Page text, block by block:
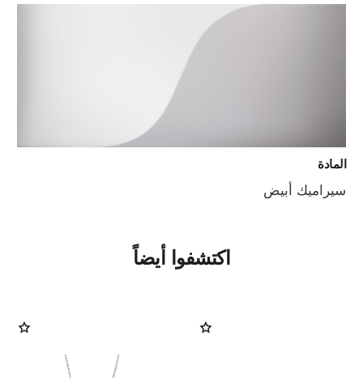
المادة
سيراميك أبيض
اكتشفوا أيضاً